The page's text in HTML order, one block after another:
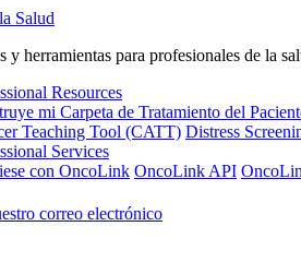
Salud
y herramientas para profesionales de la
Resources
mi Carpeta de Tratamiento del
Teaching Tool (CATT) Distress
Services
con OncoLink OncoLink API
correo electrónico